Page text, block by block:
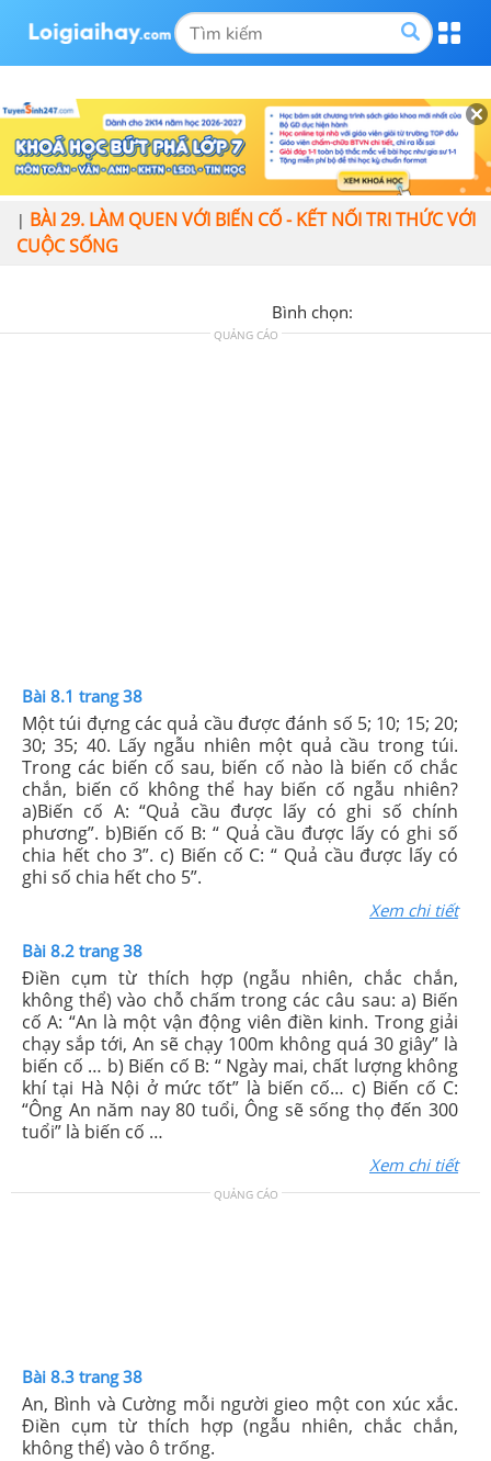
| BÀI 29. LÀM QUEN VỚI BIẾN CỐ - KẾT NỐI TRI THỨC VỚI
CUỘC SỐNG
Bình chọn:
QUẢNG CÁO
Bài 8.1 trang 38
Một túi đựng các quả cầu được đánh số 5; 10; 15; 20;
30; 35; 40. Lấy ngẫu nhiên một quả cầu trong túi.
Trong các biến cố sau, biến cố nào là biến cố chắc
chắn, biến cố không thể hay biến cố ngẫu nhiên?
a)Biến cố A: “Quả cầu được lấy có ghi số chính
phương”. b)Biến cố B: “ Quả cầu được lấy có ghi số
chia hết cho 3”. c) Biến cố C: “ Quả cầu được lấy có
ghi số chia hết cho 5”.
Xem chi tiết
Bài 8.2 trang 38
Điền cụm từ thích hợp (ngẫu nhiên, chắc chắn,
không thể) vào chỗ chấm trong các câu sau: a) Biến
cố A: “An là một vận động viên điền kinh. Trong giải
chạy sắp tới, An sẽ chạy 100m không quá 30 giây” là
biến cố … b) Biến cố B: “ Ngày mai, chất lượng không
khí tại Hà Nội ở mức tốt” là biến cố… c) Biến cố C:
“Ông An năm nay 80 tuổi, Ông sẽ sống thọ đến 300
tuổi” là biến cố …
Xem chi tiết
QUẢNG CÁO
Bài 8.3 trang 38
An, Bình và Cường mỗi người gieo một con xúc xắc.
Điền cụm từ thích hợp (ngẫu nhiên, chắc chắn,
không thể) vào ô trống.